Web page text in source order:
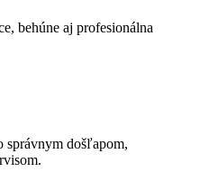
behúne aj profesionálna
správnym došľapom,